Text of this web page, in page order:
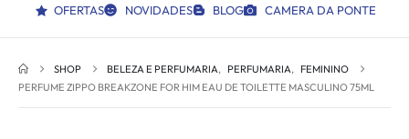
OFERTAS NOVIDADES BLOG CAMERA DA PONTE
SHOP BELEZA E PERFUMARIA, PERFUMARIA, FEMININO
PERFUME ZIPPO BREAKZONE FOR HIM EAU DE TOILETTE MASCULINO 75ML